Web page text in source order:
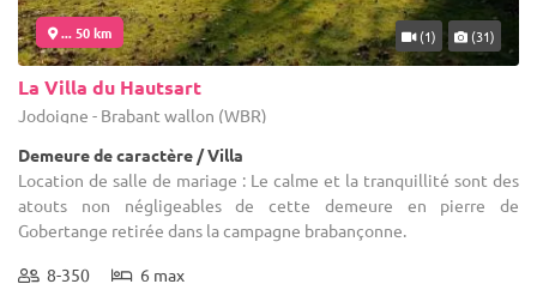
... 50 km (1) (31)
La Villa du Hautsart
Jodoigne - Brabant wallon (WBR)
Demeure de caractère / Villa
Location de salle de mariage : Le calme et la tranquillité sont des
atouts non négligeables de cette demeure en pierre de
Gobertange retirée dans la campagne brabançonne.
8-350 6 max